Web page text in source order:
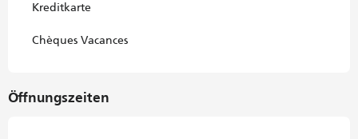
Kreditkarte
Chèques Vacances
Öffnungszeiten